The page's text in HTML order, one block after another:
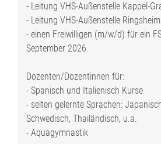
- Leitung VHS-Außenstelle Kappel-
- Leitung VHS-Außenstelle
- einen Freiwilligen (m/w/d) für ein
September 2026
Dozenten/Dozentinnen für:
- Spanisch und Italienisch Kurse
- selten gelernte Sprachen:
Schwedisch, Thailändisch, u.a.
- Aquagymnastik